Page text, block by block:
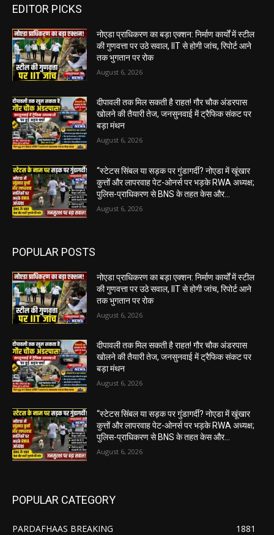
EDITOR PICKS
नोएडा प्राधिकरण का बड़ा एक्शन: निर्माण कार्यों में स्टील
की गुणवत्ता पर उठे सवाल, IIT से होगी जांच, रिपोर्ट आने
तक भुगतान पर रोक
August 6, 2026
दीपावली तक मिल सकती है राहत! गौर चौक अंडरपास
खोलने की तैयारी तेज, जनसुनवाई में ट्रैफिक संकट पर
बड़ा मंथन
August 6, 2026
“स्टेटस सिंबल या सड़क पर गुंडागर्दी? नोएडा में खूंखार
कुत्तों और लापरवाह पेट-ओनर्स पर भड़के RWA अध्यक्ष;
पुलिस-प्राधिकरण से BNS के तहत केस और...
August 6, 2026
POPULAR POSTS
नोएडा प्राधिकरण का बड़ा एक्शन: निर्माण कार्यों में स्टील
की गुणवत्ता पर उठे सवाल, IIT से होगी जांच, रिपोर्ट आने
तक भुगतान पर रोक
August 6, 2026
दीपावली तक मिल सकती है राहत! गौर चौक अंडरपास
खोलने की तैयारी तेज, जनसुनवाई में ट्रैफिक संकट पर
बड़ा मंथन
August 6, 2026
“स्टेटस सिंबल या सड़क पर गुंडागर्दी? नोएडा में खूंखार
कुत्तों और लापरवाह पेट-ओनर्स पर भड़के RWA अध्यक्ष;
पुलिस-प्राधिकरण से BNS के तहत केस और...
August 6, 2026
POPULAR CATEGORY
PARDAFHAAS BREAKING
1881